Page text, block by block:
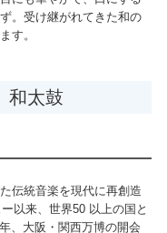
。受け継がれてきた和の
す。
太鼓
伝統音楽を現代に再創造
以来、世界50 以上の国と
、大阪・関西万博の開会